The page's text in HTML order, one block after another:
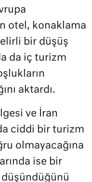
otel, konaklama
bir düşüş
da iç turizm
aktardı.
ve İran
ciddi bir turizm
olmayacağına
ise bir
düşündüğünü